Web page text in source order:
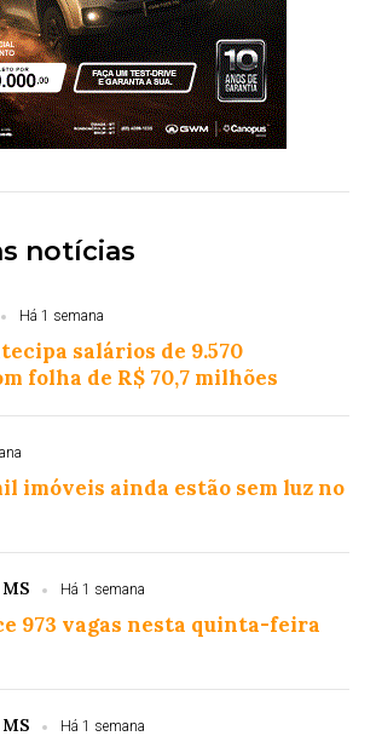
notícias
Há 1 semana
salários de 9.570
folha de R$ 70,7 milhões
imóveis ainda estão sem luz no
Há 1 semana
973 vagas nesta quinta-feira
Há 1 semana